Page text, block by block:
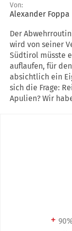
Von:
Alexander Foppa
Der
wird von seiner
Südtirol müsste
auflaufen, für
absichtlich ein
sich die Frage:
Apulien? Wir